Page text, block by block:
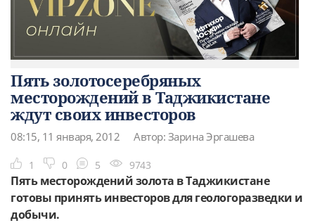
Пять золотосеребряных
месторождений в Таджикистане
ждут своих инвесторов
08:15, 11 января, 2012 Автор: Зарина Эргашева
1 0 5 9743
Пять месторождений золота в Таджикистане
готовы принять инвесторов для геологоразведки и
добычи.